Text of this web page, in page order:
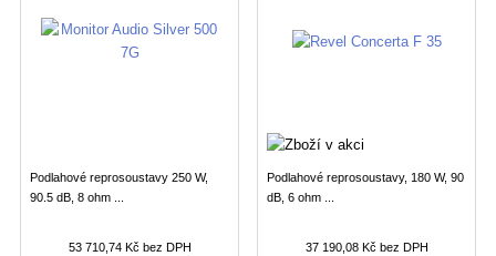
Podlahové reprosoustavy 250 W,
90.5 dB, 8 ohm ...
53 710,74 Kč bez DPH
Podlahové reprosoustavy, 180 W, 90
dB, 6 ohm ...
37 190,08 Kč bez DPH